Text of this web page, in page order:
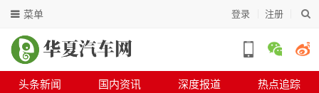
登录 注册
菜单
头条新闻 国内资讯 深度报道
热点追踪